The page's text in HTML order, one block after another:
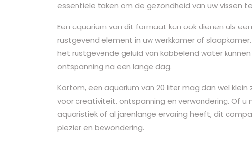
essentiële taken om de gezondheid van uw vissen
Een aquarium van dit formaat kan ook dienen als
rustgevend element in uw werkkamer of
het rustgevende geluid van kabbelend water
ontspanning na een lange dag.
Kortom, een aquarium van 20 liter mag dan wel
voor creativiteit, ontspanning en verwondering. Of
aquaristiek of al jarenlange ervaring heeft, dit
plezier en bewondering.